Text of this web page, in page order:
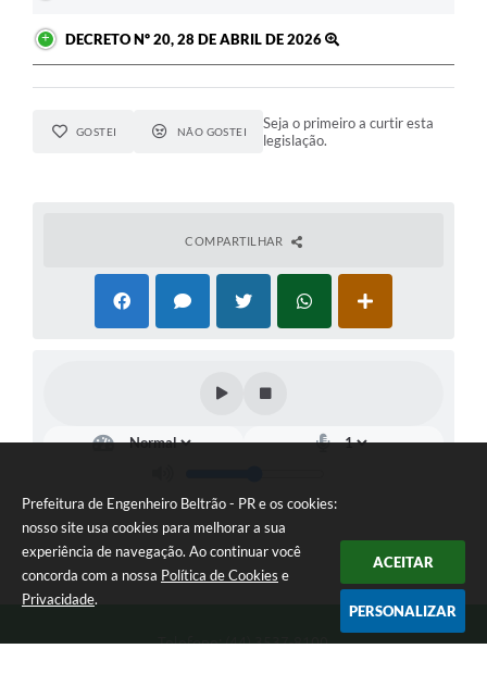
Prefeitura de Engenheiro Beltrão - PR e os cookies:
nosso site usa cookies para melhorar a sua
experiência de navegação. Ao continuar você
concorda com a nossa Política de Cookies e
Privacidade.
ACEITAR
PERSONALIZAR
DECRETO Nº 20, 28 DE ABRIL DE 2026
GOSTEI NÃO GOSTEI
Seja o primeiro a curtir esta
legislação.
COMPARTILHAR
Telefone: (44) 3537-8100